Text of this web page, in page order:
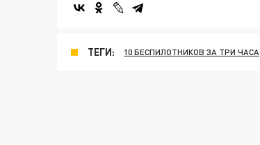
ТЕГИ: 10 БЕСПИЛОТНИКОВ ЗА ТРИ ЧАСА